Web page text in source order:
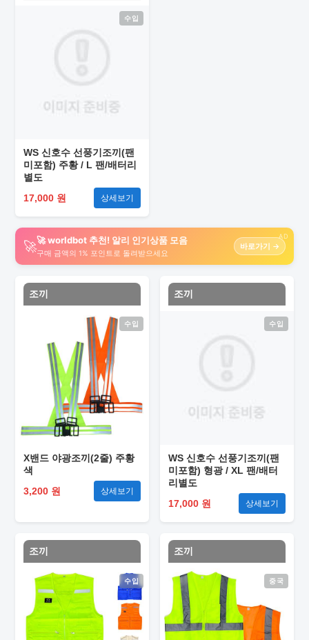
수입
WS 신호수 선풍기조끼(팬
미포함) 주황 / L 팬/배터리
별도
17,000 원
상세보기
AD
🚀🚀 worldbot 추천! 알리 인기상품 모음
구매 금액의 1% 포인트로 돌려받으세요
바로가기 →
조끼
수입
X밴드 야광조끼(2줄) 주황
색
3,200 원
상세보기
조끼
수입
WS 신호수 선풍기조끼(팬
미포함) 형광 / XL 팬/배터
리별도
17,000 원
상세보기
조끼
수입
조끼
중국